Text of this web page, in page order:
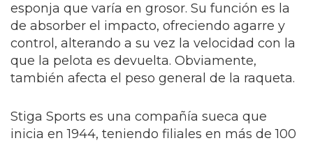
esponja que varía en grosor. Su función es la
de absorber el impacto, ofreciendo agarre y
control, alterando a su vez la velocidad con la
que la pelota es devuelta. Obviamente,
también afecta el peso general de la raqueta.
Stiga Sports es una compañía sueca que
inicia en 1944, teniendo filiales en más de 100